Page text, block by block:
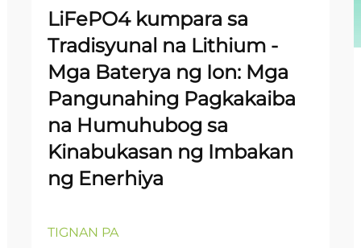
LiFePO4 kumpara sa
Tradisyunal na Lithium -
Mga Baterya ng Ion: Mga
Pangunahing Pagkakaiba
na Humuhubog sa
Kinabukasan ng Imbakan
ng Enerhiya
TIGNAN PA